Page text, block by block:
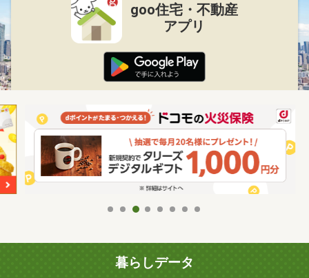
goo住宅・不動産
アプリ
暮らしデータ